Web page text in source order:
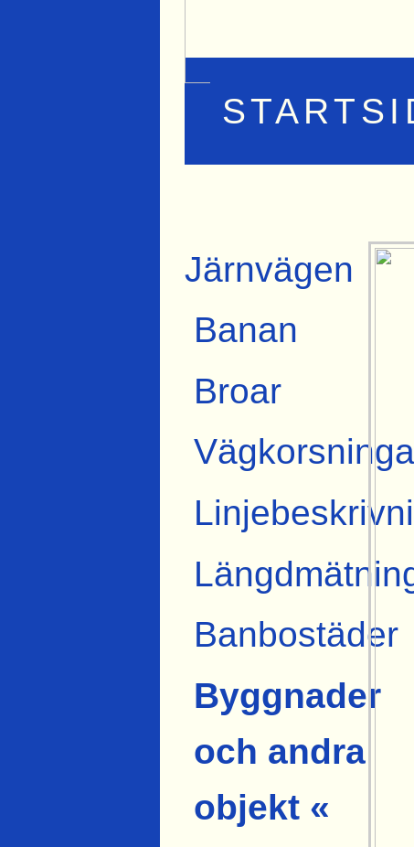
Järnvägen
Banan
Broar
Banbostäder
Byggnader
och andra
objekt «